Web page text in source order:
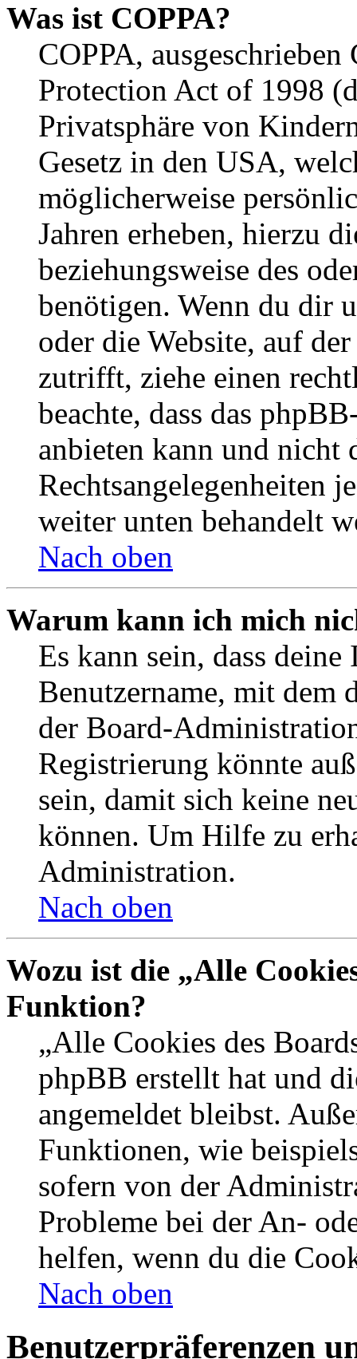
Was ist COPPA?
COPPA,
Protection Act of 1998
Privatsphäre von
Gesetz in den USA,
möglicherweise
Jahren erheben, hierzu
beziehungsweise des
benötigen. Wenn du dir
oder die Website, auf
zutrifft, ziehe einen
beachte, dass das
anbieten kann und nicht
Rechtsangelegenheiten
weiter unten behandelt
Nach oben
Warum kann ich mich
Es kann sein, dass
Benutzername, mit dem
der Board-
Registrierung könnte
sein, damit sich keine
können. Um Hilfe zu
Administration.
Nach oben
Wozu ist die „Alle
Funktion?
„Alle Cookies des
phpBB erstellt hat und
angemeldet bleibst.
Funktionen, wie
sofern von der
Probleme bei der An-
helfen, wenn du die
Nach oben
Benutzerpräferenzen